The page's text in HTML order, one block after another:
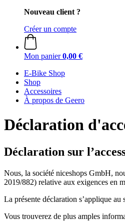
Nouveau client ?
Créer un compte
Mon panier 0,00 €
E-Bike Shop
Shop
Accessoires
À propos de Geero
Déclaration
Déclaration sur
Nous, la société niceshops GmbH,
2019/882) relative aux exigences en
La présente déclaration s’applique au
Vous trouverez de plus amples